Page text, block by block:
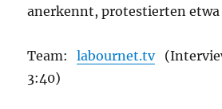
anerkennt, protestierten etwa
Team:labournet.tv
3:40)